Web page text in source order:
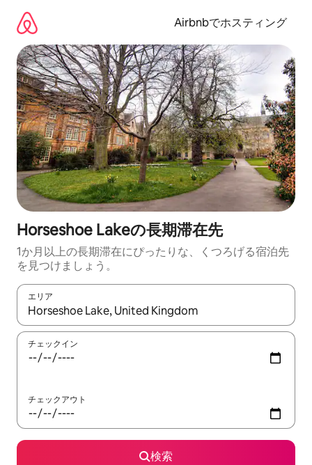
Airbnbでホスティング
Horseshoe Lakeの長期滞在先
1か月以上の長期滞在にぴったりな、くつろげる宿泊先
を見つけましょう。
エリア
検索結果が表示されたら、上下の矢印キーを使って移動するか
チェックイン
チェックアウト
検索